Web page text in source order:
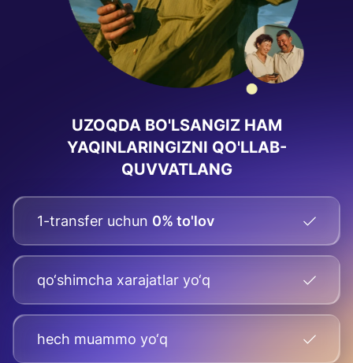
UZOQDA BO'LSANGIZ HAM
YAQINLARINGIZNI QO'LLAB-
QUVVATLANG
1-transfer uchun 0% to'lov
qo‘shimcha xarajatlar yo‘q
hech muammo yo‘q